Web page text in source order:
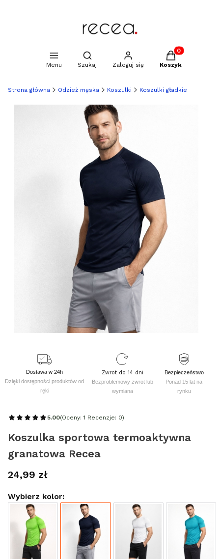
Menu
Otwórz wyszukiwarkę
Szukaj Zaloguj się
Produkty w
Koszyk
Strona główna Odzież męska Koszulki Koszulki gładkie
Dostawa w 24h
Dzięki dostępności produktów od
ręki
Zwrot do 14 dni
Bezproblemowy zwrot lub
wymiana
Bezpieczeństwo
Ponad 15 lat na
rynku
5.00(Oceny: 1 Recenzje: 0)
Koszulka sportowa termoaktywna
granatowa Recea
Cena
24,99 zł
Wybierz kolor: